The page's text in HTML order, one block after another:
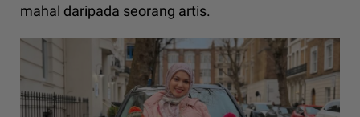
mahal daripada seorang artis.